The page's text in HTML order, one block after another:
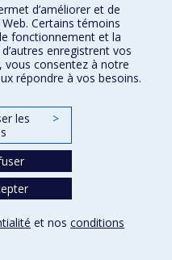
d’améliorer et de
Certains témoins
fonctionnement et la
enregistrent vos
vous consentez à notre
répondre à vos besoins.
les
>
et nos conditions